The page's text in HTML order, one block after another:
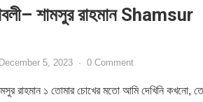
শামসুর রাহমান Shamsur
December 5, 2023 · 0 Comment
রাহমান ১ তোমার চোখের মতো আমি দেখিনি কখনো,